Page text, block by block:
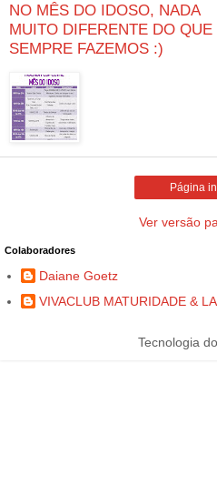
NO MÊS DO IDOSO, NADA
MUITO DIFERENTE DO QUE
SEMPRE FAZEMOS :)
Página
Ver versão
Colaboradores
Daiane Goetz
VIVACLUB MATURIDADE &
Tecnologia do